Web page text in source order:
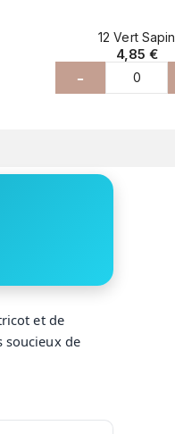
12 Vert Sapin
4,85 €
-
et de
soucieux de